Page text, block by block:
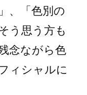
、「色別の
う思う方も
念ながら色
ィシャルに